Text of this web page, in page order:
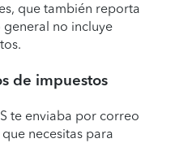
que también reporta
no incluye
de impuestos
te enviaba por correo
necesitas para